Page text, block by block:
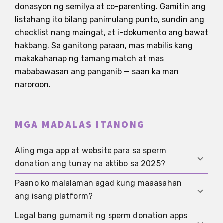
donasyon ng semilya at co-parenting. Gamitin ang
listahang ito bilang panimulang punto, sundin ang
checklist nang maingat, at i-dokumento ang bawat
hakbang. Sa ganitong paraan, mas mabilis kang
makakahanap ng tamang match at mas
mababawasan ang panganib — saan ka man
naroroon.
MGA MADALAS ITANONG
Aling mga app at website para sa sperm
donation ang tunay na aktibo sa 2025?
Noong 2025, aktibo pa rin ang ilang internasyonal
na platform tulad ng sperm donation apps, co-
parenting communities, donor registries, at mga
Paano ko malalaman agad kung maaasahan
ang isang platform?
Suriin kung may malinaw na contact information,
Legal bang gumamit ng sperm donation apps